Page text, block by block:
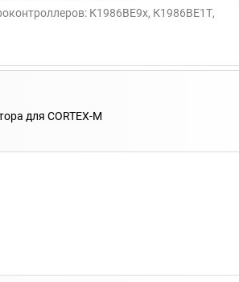
К1986ВЕ9x, К1986ВЕ1Т,
для CORTEX-M